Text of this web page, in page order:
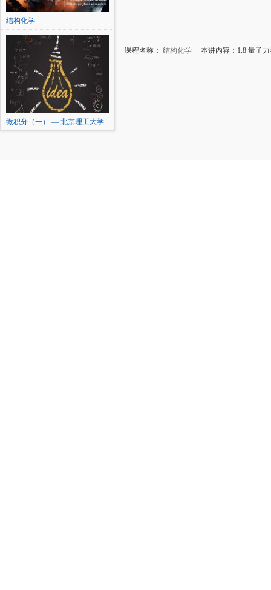
结构化学
微积分（一） — 北京理工大学
课程名称： 结构化学 本讲内容：1.8 量子力